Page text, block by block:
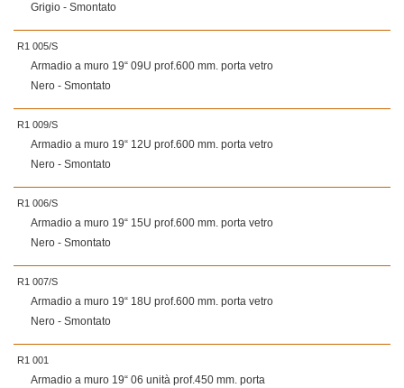
Grigio - Smontato
R1 005/S
Armadio a muro 19“ 09U prof.600 mm. porta vetro
Nero - Smontato
R1 009/S
Armadio a muro 19“ 12U prof.600 mm. porta vetro
Nero - Smontato
R1 006/S
Armadio a muro 19“ 15U prof.600 mm. porta vetro
Nero - Smontato
R1 007/S
Armadio a muro 19“ 18U prof.600 mm. porta vetro
Nero - Smontato
R1 001
Armadio a muro 19“ 06 unità prof.450 mm. porta